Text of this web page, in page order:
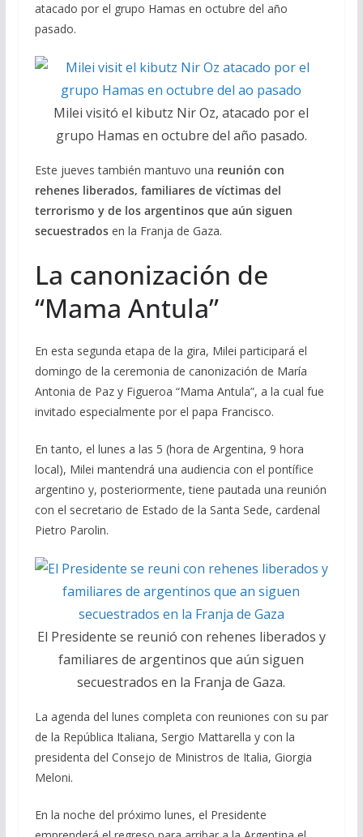
atacado por el grupo Hamas en octubre del año
pasado.
Milei visitó el kibutz Nir Oz, atacado por el
grupo Hamas en octubre del año pasado.
Este jueves también mantuvo una reunión con
rehenes liberados, familiares de víctimas del
terrorismo y de los argentinos que aún siguen
secuestradosen la Franja de Gaza.
La canonización de
“Mama Antula”
En esta segunda etapa de la gira, Milei participará el
domingo de la ceremonia de canonización de María
Antonia de Paz y Figueroa “Mama Antula”, a la cual fue
invitado especialmente por el papa Francisco.
En tanto, el lunes a las 5 (hora de Argentina, 9 hora
local), Milei mantendrá una audiencia con el pontífice
argentino y, posteriormente, tiene pautada una reunión
con el secretario de Estado de la Santa Sede, cardenal
Pietro Parolin.
El Presidente se reunió con rehenes liberados y
familiares de argentinos que aún siguen
secuestrados en la Franja de Gaza.
La agenda del lunes completa con reuniones con su par
de la República Italiana, Sergio Mattarella y con la
presidenta del Consejo de Ministros de Italia, Giorgia
Meloni.
En la noche del próximo lunes, el Presidente